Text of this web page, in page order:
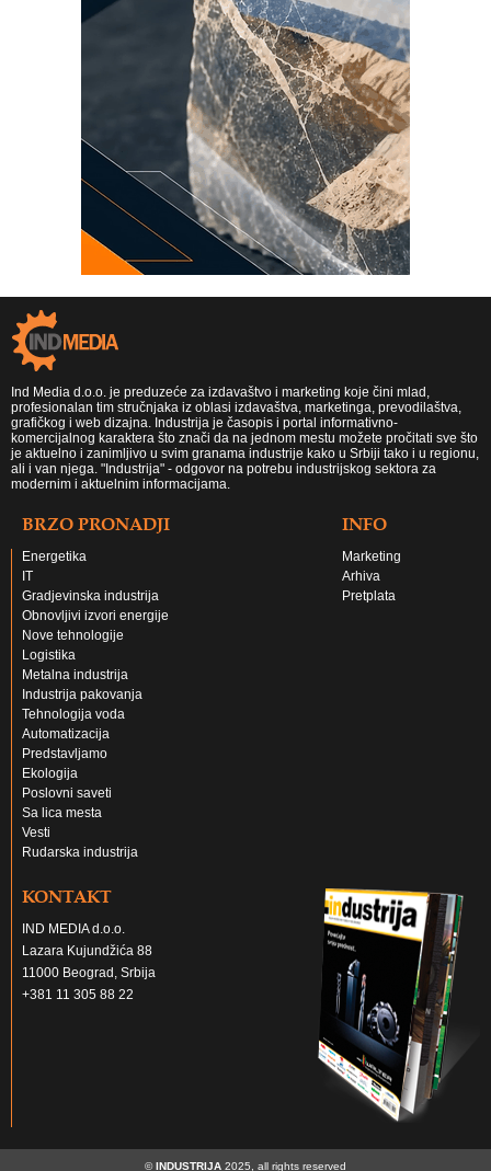
Ind Media d.o.o. je preduzeće za izdavaštvo i marketing koje čini mlad,
profesionalan tim stručnjaka iz oblasi izdavaštva, marketinga, prevodilaštva,
grafičkog i web dizajna. Industrija je časopis i portal informativno-
komercijalnog karaktera što znači da na jednom mestu možete pročitati sve što
je aktuelno i zanimljivo u svim granama industrije kako u Srbiji tako i u regionu,
ali i van njega. "Industrija" - odgovor na potrebu industrijskog sektora za
modernim i aktuelnim informacijama.
BRZO PRONADJI
Energetika
IT
Gradjevinska industrija
Obnovljivi izvori energije
Nove tehnologije
Logistika
Metalna industrija
Industrija pakovanja
Tehnologija voda
Automatizacija
Predstavljamo
Ekologija
Poslovni saveti
Sa lica mesta
Vesti
Rudarska industrija
INFO
Marketing
Arhiva
Pretplata
KONTAKT
IND MEDIA d.o.o.
Lazara Kujundžića 88
11000 Beograd, Srbija
+381 11 305 88 22
©INDUSTRIJA 2025, all rights reserved